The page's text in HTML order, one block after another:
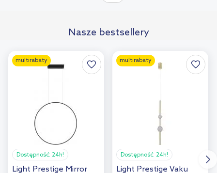
Nasze bestsellery
multirabaty
Dostępność: 24h!
Light Prestige Mirror
multirabaty
Dostępność: 24h!
Light Prestige Vaku